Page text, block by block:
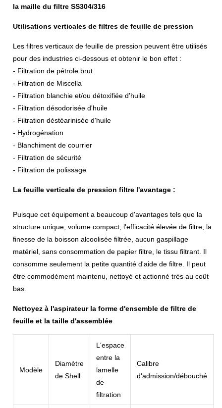
la maille du filtre SS304/316
Utilisations verticales de filtres de feuille de pression
Les filtres verticaux de feuille de pression peuvent être utilisés
pour des industries ci-dessous et obtenir le bon effet :
- Filtration de pétrole brut
- Filtration de Miscella
- Filtration blanchie et/ou détoxifiée d'huile
- Filtration désodorisée d'huile
- Filtration déstéarinisée d'huile
- Hydrogénation
- Blanchiment de courrier
- Filtration de sécurité
- Filtration de polissage
La feuille verticale de pression filtre l'avantage :
Puisque cet équipement a beaucoup d'avantages tels que la
structure unique, volume compact, l'efficacité élevée de filtre, la
finesse de la boisson alcoolisée filtrée, aucun gaspillage
matériel, sans consommation de papier filtre, le tissu filtrant. Il
consomme seulement la petite quantité d'aide de filtre. Il peut
être commodément maintenu, nettoyé et actionné très au coût
bas.
Nettoyez à l'aspirateur la forme d'ensemble de filtre de
feuille et la taille d'assemblée
Modèle
Diamètre
de Shell
L'espace
entre la
lamelle
de
filtration
Calibre
d'admission/débouché